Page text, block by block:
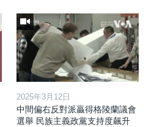
2025年3月12日
中間偏右反對派贏得格陵蘭議會
選舉 民族主義政黨支持度飆升